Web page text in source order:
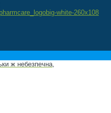
ж небезпечна,